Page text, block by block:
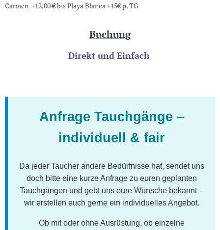
Carmen +12,00 € bis Playa Blanca +15€ p. TG
Buchung
Direktund Einfach
Anfrage Tauchgänge –
individuell & fair
Da jeder Taucher andere Bedürfnisse hat, sendet uns
doch bitte eine kurze Anfrage zu euren geplanten
Tauchgängen und gebt uns eure Wünsche bekannt –
wir erstellen euch gerne ein individuelles Angebot.
Ob mit oder ohne Ausrüstung, ob einzelne